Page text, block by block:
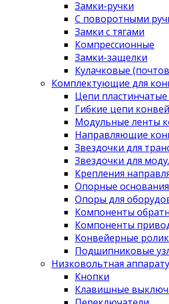
Замки-ручки
С поворотными
Замки с тягами
Компрессионные
Замки-защелки
Кулачковые
Комплектующие для
Цепи
Гибкие цепи
Модульные ленты
Направляющие
Звездочки для
Звездочки для
Крепления
Опорные
Опоры для
Компоненты
Компоненты
Koнвейерныe
Подшипниковые
Низковольтная
Кнопки
Клавишные